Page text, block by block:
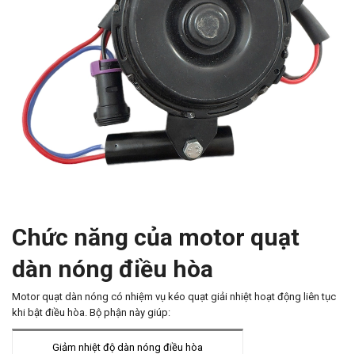
Chức năng của motor quạt
dàn nóng điều hòa
Motor quạt dàn nóng có nhiệm vụ kéo quạt giải nhiệt hoạt động liên tục
khi bật điều hòa. Bộ phận này giúp:
Giảm nhiệt độ dàn nóng điều hòa